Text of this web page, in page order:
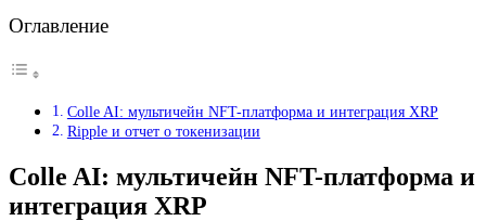
Оглавление
Colle AI: мультичейн NFT-платформа и интеграция XRP
Ripple и отчет о токенизации
Colle AI: мультичейн NFT-платформа и
интеграция XRP